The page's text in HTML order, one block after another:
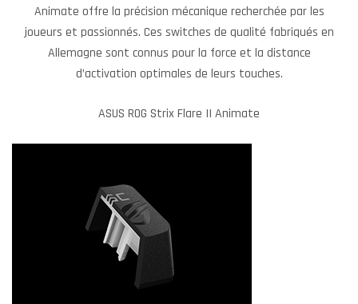
Animate offre la précision mécanique recherchée par les
joueurs et passionnés. Ces switches de qualité fabriqués en
Allemagne sont connus pour la force et la distance
d’activation optimales de leurs touches.
ASUS ROG Strix Flare II Animate